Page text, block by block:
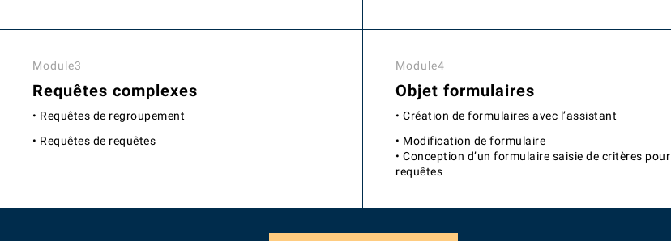
Module3
Requêtes complexes
• Requêtes de regroupement
• Requêtes de requêtes
Module4
Objet formulaires
• Création de formulaires avec l’assistant
• Modification de formulaire
• Conception d’un formulaire saisie de critères pour
requêtes